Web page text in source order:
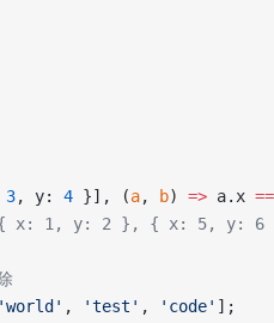
3, y: 4 }], (a, b) => a.x
x: 1, y: 2 }, { x: 5, y: 6
'world' , 'test' , 'code' ];